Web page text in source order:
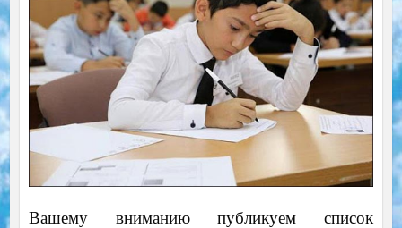
Вашему вниманию публикуем список